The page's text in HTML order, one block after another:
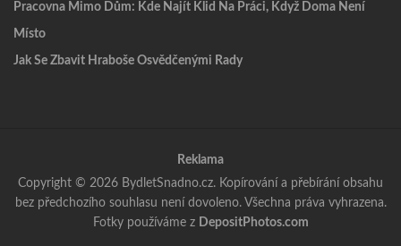
Pracovna Mimo Dům: Kde Najít Klid Na Práci, Když Doma Není
Místo
Jak Se Zbavit Hraboše Osvědčenými Rady
Reklama
Copyright © 2026 BydletSnadno.cz. Kopírování a přebírání obsahu
bez předchozího souhlasu není dovoleno. Všechna práva vyhrazena.
Fotky používáme z DepositPhotos.com